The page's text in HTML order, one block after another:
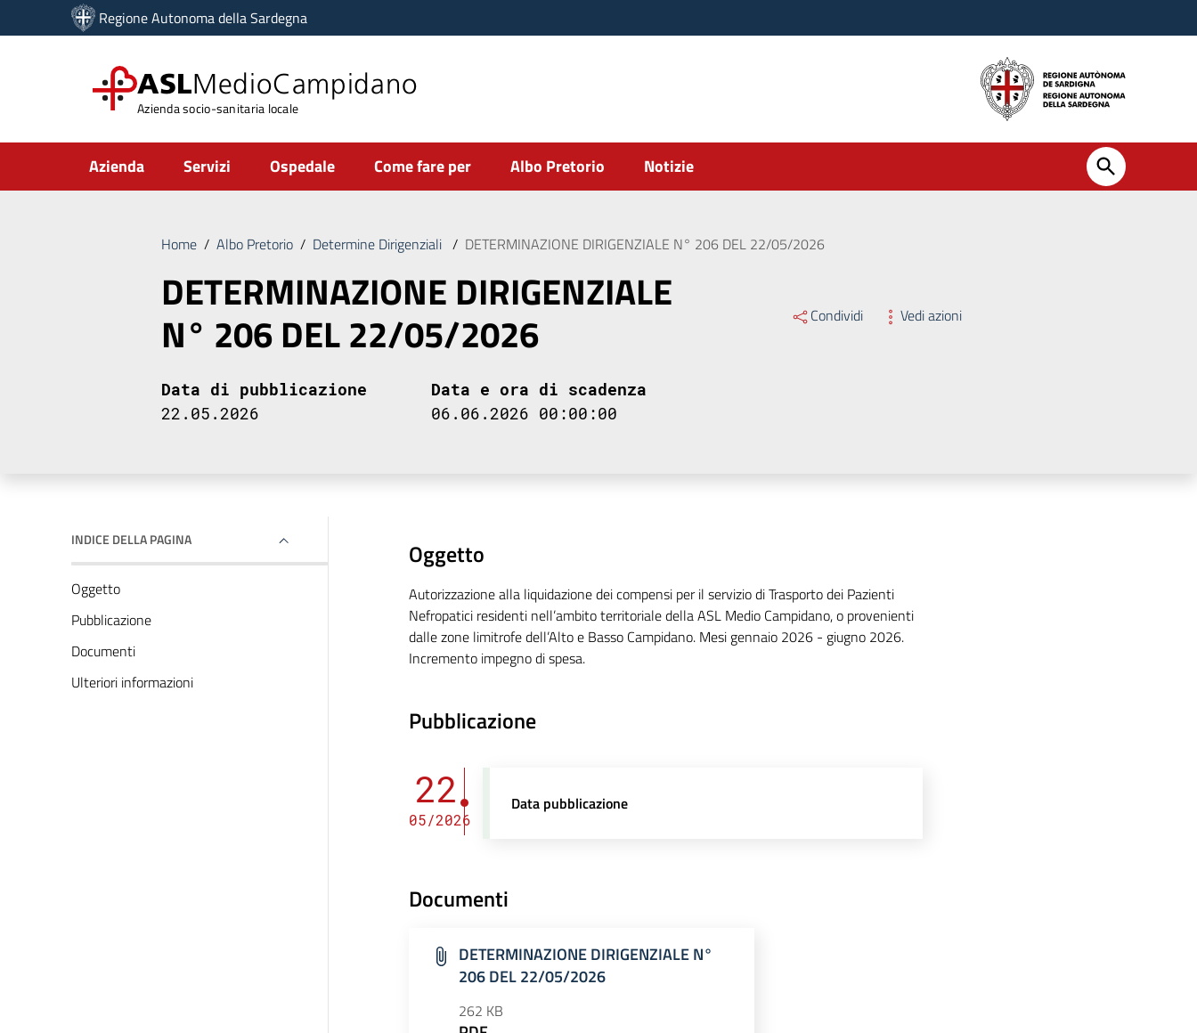
Vai ai contenuti
Vai al menu di navigazione
Regione Autonoma della Sardegna
ASLMedioCampidano
Azienda socio-sanitaria locale
Submenu
Azienda Servizi Ospedale Come fare per Albo Pretorio Notizie
Home / Albo Pretorio / Determine Dirigenziali / DETERMINAZIONE DIRIGENZIALE N° 206 DEL 22/05/2026
DETERMINAZIONE DIRIGENZIALE
N° 206 DEL 22/05/2026 Condividi Vedi azioni
Data di pubblicazione
22.05.2026
Data e ora di scadenza
06.06.2026 00:00:00
INDICE DELLA PAGINA
Oggetto
Pubblicazione
Documenti
Ulteriori informazioni
Oggetto
Autorizzazione alla liquidazione dei compensi per il servizio di Trasporto dei Pazienti
Nefropatici residenti nell’ambito territoriale della ASL Medio Campidano, o provenienti
dalle zone limitrofe dell’Alto e Basso Campidano. Mesi gennaio 2026 - giugno 2026.
Incremento impegno di spesa.
Pubblicazione
22
05/2026
Data pubblicazione
Documenti
DETERMINAZIONE DIRIGENZIALE N°
206 DEL 22/05/2026
262 KB